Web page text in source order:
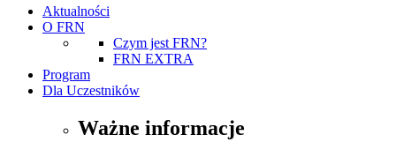
Aktualności
O FRN
Czym jest FRN?
FRN EXTRA
Program
Dla Uczestników
Ważne informacje